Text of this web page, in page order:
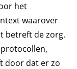
het
waarover
betreft de zorg.
door dat er zo